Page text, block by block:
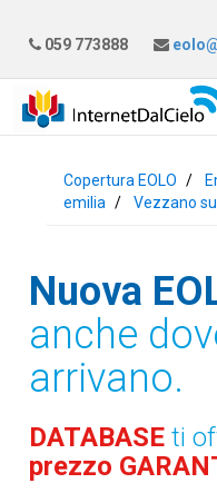
059 773888
Copertura EOLO
emilia
Vezzano
Nuova
anche
arrivano.
DATABASEti
prezzo